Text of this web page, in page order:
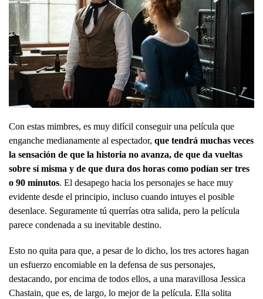
Con estas mimbres, es muy difícil conseguir una película que
enganche medianamente al espectador, que tendrá muchas veces
la sensación de que la historia no avanza, de que da vueltas
sobre sí misma y de que dura dos horas como podían ser tres
o 90 minutos. El desapego hacia los personajes se hace muy
evidente desde el principio, incluso cuando intuyes el posible
desenlace. Seguramente tú querrías otra salida, pero la película
parece condenada a su inevitable destino.
Esto no quita para que, a pesar de lo dicho, los tres actores hagan
un esfuerzo encomiable en la defensa de sus personajes,
destacando, por encima de todos ellos, a una maravillosa Jessica
Chastain, que es, de largo, lo mejor de la película. Ella solita